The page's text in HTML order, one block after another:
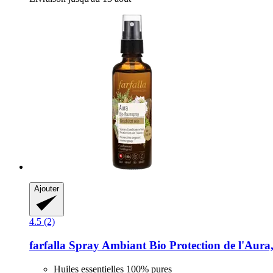
Ajouter
4.5 (2)
farfalla Spray Ambiant Bio Protection de
Huiles essentielles 100% pures